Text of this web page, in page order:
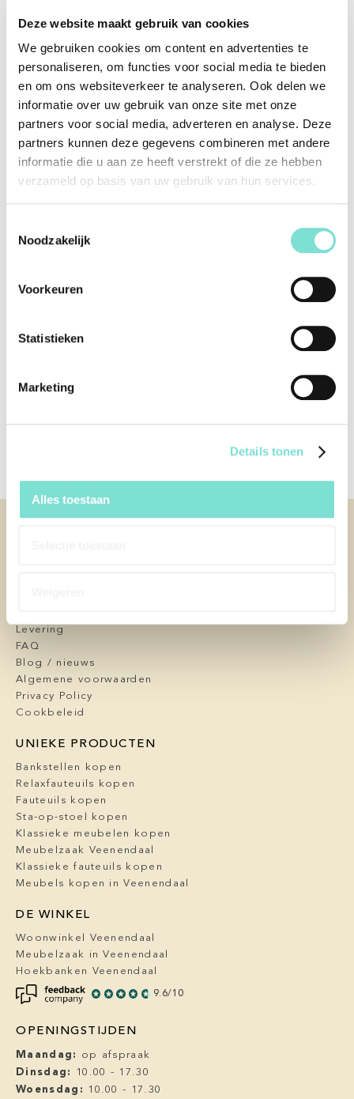
Deze website maakt gebruik van cookies
We gebruiken cookies om content en advertenties te
personaliseren, om functies voor social media te bieden
en om ons websiteverkeer te analyseren. Ook delen we
informatie over uw gebruik van onze site met onze
partners voor social media, adverteren en analyse. Deze
partners kunnen deze gegevens combineren met andere
informatie die u aan ze heeft verstrekt of die ze hebben
verzameld op basis van uw gebruik van hun services.
Noodzakelijk
Voorkeuren
Statistieken
Marketing
Details tonen
Alles toestaan
€ 1.036,00
Offerte aanvragen
Bezoek onze showroom
Klanten over Van Woerden Wonen
Lees alle reviews
Specificaties
Afmetingen (Lengte x
Levering
FAQ
Blog / nieuws
Algemene voorwaarden
Privacy Policy
Cookbeleid
UNIEKE PRODUCTEN
Bankstellen kopen
Relaxfauteuils kopen
Fauteuils kopen
Sta-op-stoel kopen
Klassieke meubelen kopen
Meubelzaak Veenendaal
Klassieke fauteuils kopen
Meubels kopen in Veenendaal
DE WINKEL
Woonwinkel Veenendaal
Meubelzaak in Veenendaal
Hoekbanken Veenendaal
9.6/10
OPENINGSTIJDEN
Maandag: op afspraak
Dinsdag: 10.00 - 17.30
Woensdag: 10.00 - 17.30